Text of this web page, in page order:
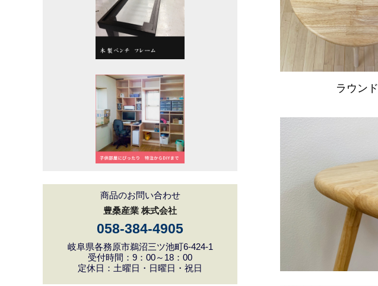
商品のお問い合わせ
豊桑産業 株式会社
058-384-4905
岐阜県各務原市鵜沼三ツ池町6-424-1
受付時間：9：00～18：00
定休日：土曜日・日曜日・祝日
ラウンド